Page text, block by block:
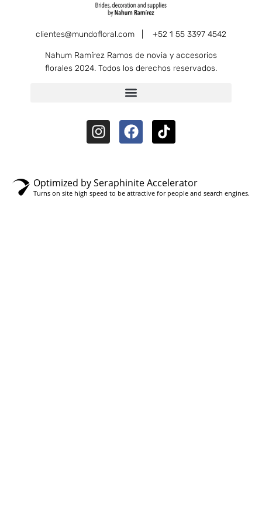
clientes@mundofloral.com | +52 1 55 3397 4542
Nahum Ramírez Ramos de novia y accesorios
florales 2024. Todos los derechos reservados.
Optimized by Seraphinite Accelerator
Turns on site high speed to be attractive for people and search engines.